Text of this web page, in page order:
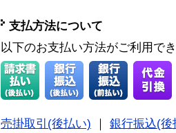
支払方法について
以下のお支払い方法がご利用で
売掛取引(後払い)
銀行振込(後